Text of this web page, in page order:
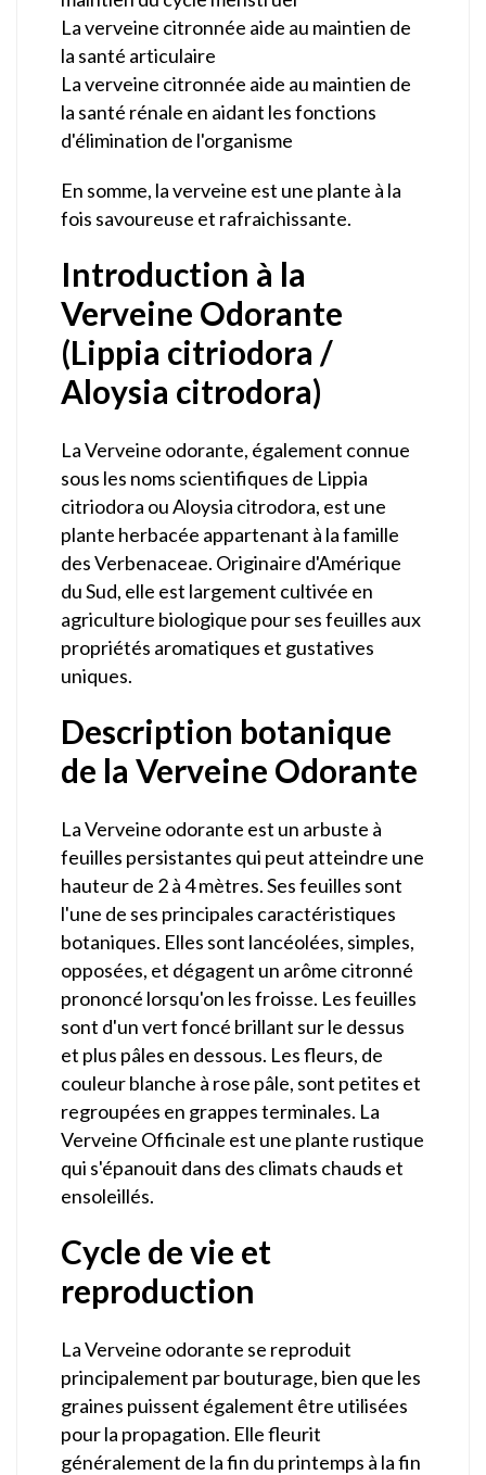
La verveine citronnée aide au maintien de
la santé articulaire
La verveine citronnée aide au maintien de
la santé rénale en aidant les fonctions
d'élimination de l'organisme
En somme, la verveine est une plante à la
fois savoureuse et rafraichissante.
Introduction à la
Verveine Odorante
(Lippia citriodora /
Aloysia citrodora)
La Verveine odorante, également connue
sous les noms scientifiques de Lippia
citriodora ou Aloysia citrodora, est une
plante herbacée appartenant à la famille
des Verbenaceae. Originaire d'Amérique
du Sud, elle est largement cultivée en
agriculture biologique pour ses feuilles aux
propriétés aromatiques et gustatives
uniques.
Description botanique
de la Verveine Odorante
La Verveine odorante est un arbuste à
feuilles persistantes qui peut atteindre une
hauteur de 2 à 4 mètres. Ses feuilles sont
l'une de ses principales caractéristiques
botaniques. Elles sont lancéolées, simples,
opposées, et dégagent un arôme citronné
prononcé lorsqu'on les froisse. Les feuilles
sont d'un vert foncé brillant sur le dessus
et plus pâles en dessous. Les fleurs, de
couleur blanche à rose pâle, sont petites et
regroupées en grappes terminales. La
Verveine Officinale est une plante rustique
qui s'épanouit dans des climats chauds et
ensoleillés.
Cycle de vie et
reproduction
La Verveine odorante se reproduit
principalement par bouturage, bien que les
graines puissent également être utilisées
pour la propagation. Elle fleurit
généralement de la fin du printemps à la fin